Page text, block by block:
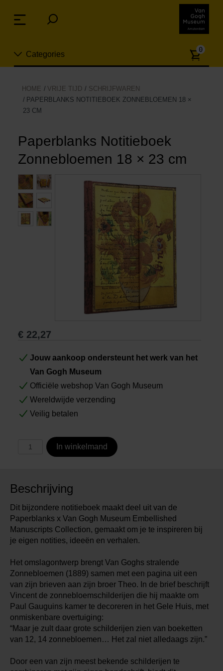
links
over
naar
menu
Categories
Nieuw
Sieraden
Mode
Wonen
Koken & tafelen
Vrije tijd
Aantal
0
HOME VRIJE TIJD
SCHRIJFWAREN
PAPERBLANKS NOTITIEBOEK ZONNEBLOEMEN 18 ×
23 CM
Paperblanks Notitieboek
Zonnebloemen 18 × 23 cm
€ 22,27
Jouw aankoop ondersteunt het werk van het
Van Gogh Museum
Officiële webshop Van Gogh Museum
Wereldwijde verzending
Veilig betalen
In winkelmand
Beschrijving
Dit bijzondere notitieboek maakt deel uit van de
Paperblanks x Van Gogh Museum Embellished
Manuscripts Collection, gemaakt om je te inspireren bij
je eigen notities, ideeën en verhalen.
Het omslagontwerp brengt Van Goghs stralende
Zonnebloemen (1889) samen met een pagina uit een
van zijn brieven aan zijn broer Theo. In de brief beschrijft
Vincent de zonnebloemschilderijen die hij maakte om
Paul Gauguins kamer te decoreren in het Gele Huis, met
onmiskenbare overtuiging:
“Maar je zult daar grote schilderijen zien van boeketten
van 12, 14 zonnebloemen… Het zal niet alledaags zijn.”
Door een van zijn meest bekende schilderijen te
Menu